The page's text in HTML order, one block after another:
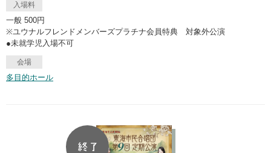
入場料
一般 500円
※ユウナルフレンドメンバーズプラチナ会員特典 対象外公演
●未就学児入場不可
会場
多目的ホール